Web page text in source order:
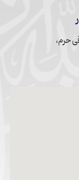
حرم،